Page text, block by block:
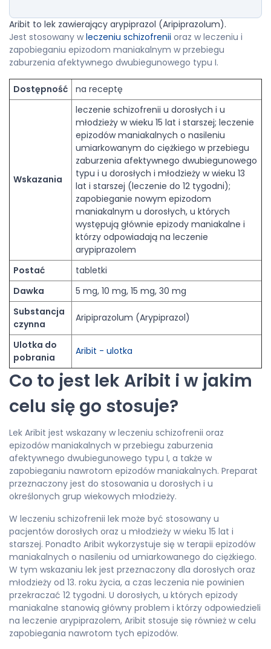
Aribit to lek zawierający arypiprazol (Aripiprazolum).
Jest stosowany w leczeniu schizofrenii oraz w leczeniu i
zapobieganiu epizodom maniakalnym w przebiegu
zaburzenia afektywnego dwubiegunowego typu I.
Dostępność na receptę
Wskazania
leczenie schizofrenii u dorosłych i u
młodzieży w wieku 15 lat i starszej; leczenie
epizodów maniakalnych o nasileniu
umiarkowanym do ciężkiego w przebiegu
zaburzenia afektywnego dwubiegunowego
typu i u dorosłych i młodzieży w wieku 13
lat i starszej (leczenie do 12 tygodni);
zapobieganie nowym epizodom
maniakalnym u dorosłych, u których
występują głównie epizody maniakalne i
którzy odpowiadają na leczenie
arypiprazolem
Postać
tabletki
Dawka
5 mg, 10 mg, 15 mg, 30 mg
Substancja
czynna
Aripiprazolum (Arypiprazol)
Ulotka do
pobrania
Aribit - ulotka
Co to jest lek Aribit i w jakim
celu się go stosuje?
Lek Aribit jest wskazany w leczeniu schizofrenii oraz
epizodów maniakalnych w przebiegu zaburzenia
afektywnego dwubiegunowego typu I, a także w
zapobieganiu nawrotom epizodów maniakalnych. Preparat
przeznaczony jest do stosowania u dorosłych i u
określonych grup wiekowych młodzieży.
W leczeniu schizofrenii lek może być stosowany u
pacjentów dorosłych oraz u młodzieży w wieku 15 lat i
starszej. Ponadto Aribit wykorzystuje się w terapii epizodów
maniakalnych o nasileniu od umiarkowanego do ciężkiego.
W tym wskazaniu lek jest przeznaczony dla dorosłych oraz
młodzieży od 13. roku życia, a czas leczenia nie powinien
przekraczać 12 tygodni. U dorosłych, u których epizody
maniakalne stanowią główny problem i którzy odpowiedzieli
na leczenie arypiprazolem, Aribit stosuje się również w celu
zapobiegania nawrotom tych epizodów.